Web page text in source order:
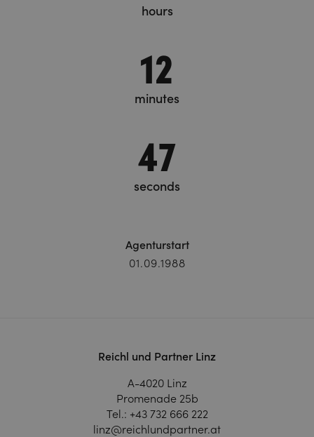
hours
12
minutes
49
seconds
Agenturstart
01.09.1988
Reichl und Partner Linz
A-4020 Linz
Promenade 25b
Tel.: +43 732 666 222
linz@reichlundpartner.at